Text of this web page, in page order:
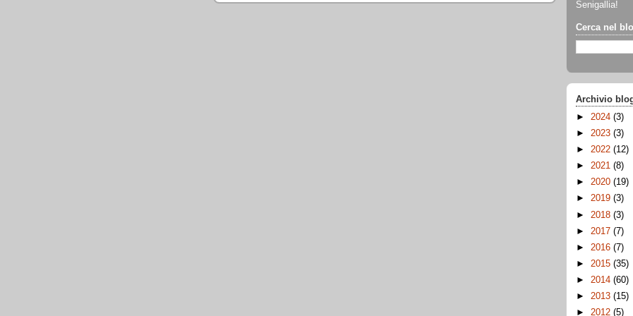
Senigallia!
Cerca nel
Archivio
► 2024 (3)
► 2023 (3)
► 2022 (12)
► 2021 (8)
► 2020 (19)
► 2019 (3)
► 2018 (3)
► 2017 (7)
► 2016 (7)
► 2015 (35)
► 2014 (60)
► 2013 (15)
► 2012 (5)